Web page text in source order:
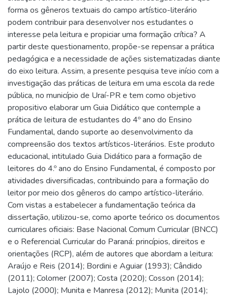
forma os gêneros textuais do campo artístico-literário
podem contribuir para desenvolver nos estudantes o
interesse pela leitura e propiciar uma formação crítica? A
partir deste questionamento, propõe-se repensar a prática
pedagógica e a necessidade de ações sistematizadas diante
do eixo leitura. Assim, a presente pesquisa teve início com a
investigação das práticas de leitura em uma escola da rede
pública, no município de Uraí-PR e tem como objetivo
propositivo elaborar um Guia Didático que contemple a
prática de leitura de estudantes do 4º ano do Ensino
Fundamental, dando suporte ao desenvolvimento da
compreensão dos textos artísticos-literários. Este produto
educacional, intitulado Guia Didático para a formação de
leitores do 4.º ano do Ensino Fundamental, é composto por
atividades diversificadas, contribuindo para a formação do
leitor por meio dos gêneros do campo artístico-literário.
Com vistas a estabelecer a fundamentação teórica da
dissertação, utilizou-se, como aporte teórico os documentos
curriculares oficiais: Base Nacional Comum Curricular (BNCC)
e o Referencial Curricular do Paraná: princípios, direitos e
orientações (RCP), além de autores que abordam a leitura:
Araújo e Reis (2014); Bordini e Aguiar (1993); Cândido
(2011); Colomer (2007); Costa (2020); Cosson (2014);
Lajolo (2000); Munita e Manresa (2012); Munita (2014);